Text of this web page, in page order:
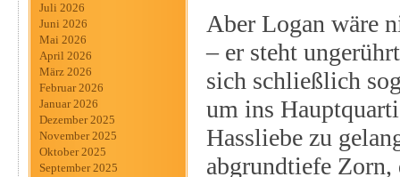
Juli 2026
Juni 2026
Mai 2026
April 2026
März 2026
Februar 2026
Januar 2026
Dezember 2025
November 2025
Oktober 2025
September 2025
Aber Logan wäre
– er steht
sich schließlich
um ins
Hassliebe zu
abgrundtiefe Zorn,